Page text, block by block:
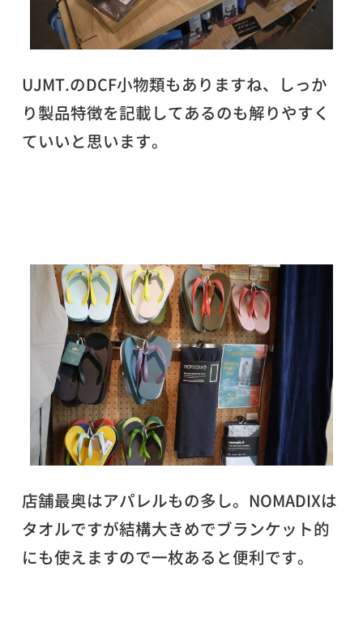
UJMT.のDCF小物類もありますね、しっか
り製品特徴を記載してあるのも解りやすく
ていいと思います。
店舗最奥はアパレルもの多し。 NOMADIXは
タオルですが結構大きめでブランケット的
にも使えますので一枚あると便利です。